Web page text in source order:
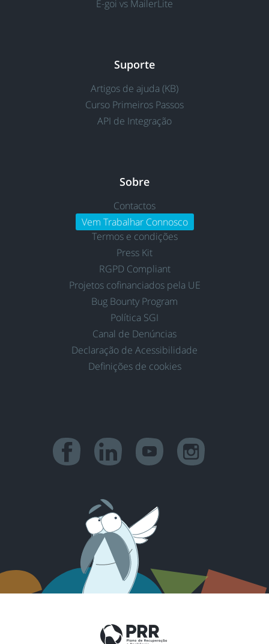
E-goi vs MailerLite
Suporte
Artigos de ajuda (KB)
Curso Primeiros Passos
API de Integração
Sobre
Contactos
Vem Trabalhar Connosco
Termos e condições
Press Kit
RGPD Compliant
Projetos cofinanciados pela UE
Bug Bounty Program
Política SGI
Canal de Denúncias
Declaração de Acessibilidade
Definições de cookies